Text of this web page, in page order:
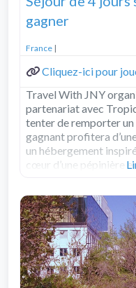
gagner
France |
Cliquez-ici pour
Travel With JNY
partenariat avec
tenter de remporter un
gagnant profitera
un hébergement
cœur d’une pépinière